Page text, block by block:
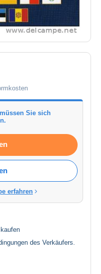
Sie sich
erfahren
des Verkäufers.